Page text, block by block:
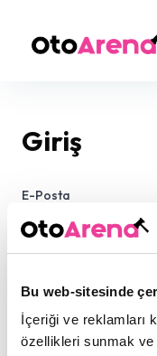
Bu web-sitesinde
İçeriği ve reklamları
özellikleri sunmak
Giriş
E-Posta